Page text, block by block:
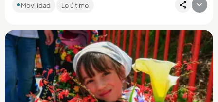
intentaba parquearlo en el tercer piso del conjunto
Movilidad Lo último
Compartir Noticia